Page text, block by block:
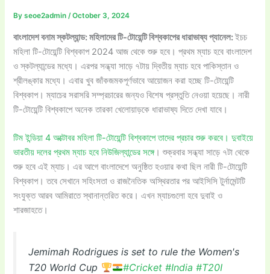
Byseoe2admin/October 3, 2024
বাংলাদেশ বনাম স্কটল্যান্ড: মহিলাদের টি-টোয়েন্টি বিশ্বকাপের ধারাভাষ্য প্যানেল:ইচচ
মহিলা টি-টোয়েন্টি বিশ্বকাপ 2024 আজ থেকে শুরু হবে। প্রথম ম্যাচ হবে বাংলাদেশ
ও স্কটল্যান্ডের মধ্যে। এরপর সন্ধ্যা সাড়ে ৭টায় দ্বিতীয় ম্যাচ হবে পাকিস্তান ও
শ্রীলঙ্কার মধ্যে। এবার খুব জাঁকজমকপূর্ণভাবে আয়োজন করা হচ্ছে টি-টোয়েন্টি
বিশ্বকাপ। ম্যাচের সরাসরি সম্প্রচারের জন্যও বিশেষ প্রস্তুতি নেওয়া হয়েছে। নারী
টি-টোয়েন্টি বিশ্বকাপে অনেক তারকা খেলোয়াড়কে ধারাভাষ্য দিতে দেখা যাবে।
টিম ইন্ডিয়া 4 অক্টোবর মহিলা টি-টোয়েন্টি বিশ্বকাপে তাদের প্রচার শুরু করবে। দুবাইয়ে
ভারতীয় দলের প্রথম ম্যাচ হবে নিউজিল্যান্ডের সঙ্গে। শুক্রবার সন্ধ্যা সাড়ে ৭টা থেকে
শুরু হবে এই ম্যাচ। এর আগে বাংলাদেশে অনুষ্ঠিত হওয়ার কথা ছিল নারী টি-টোয়েন্টি
বিশ্বকাপ। তবে সেখানে সহিংসতা ও রাজনৈতিক অস্থিরতার পর আইসিসি টুর্নামেন্টটি
সংযুক্ত আরব আমিরাতে স্থানান্তরিত করে। এখন ম্যাচগুলো হবে দুবাই ও
শারজাহতে।
Jemimah Rodrigues is set to rule the Women's
T20 World Cup
#Cricket #India #T20I